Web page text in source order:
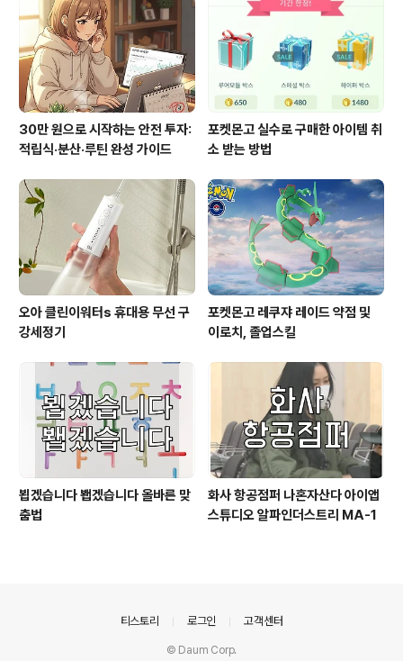
30만 원으로 시작하는 안전 투자:
적립식·분산·루틴 완성 가이드
포켓몬고 실수로 구매한 아이템 취
소 받는 방법
오아 클린이워터s 휴대용 무선 구
강세정기
포켓몬고 레쿠쟈 레이드 약점 및
이로치, 졸업스킬
뵙겠습니다 봽겠습니다 올바른 맞
춤법
화사 항공점퍼 나혼자산다 아이앱
스튜디오 알파인더스트리 MA-1
티스토리 로그인 고객센터
© Daum Corp.